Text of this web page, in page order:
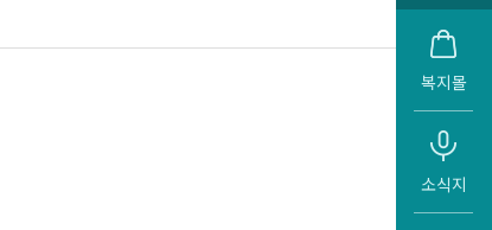
복지몰
소식지